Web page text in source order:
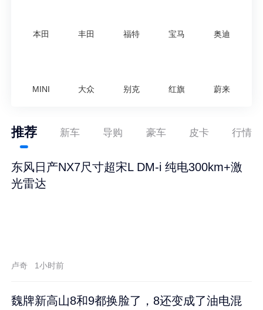
本田 丰田 福特 宝马 奥迪
MINI 大众 别克 红旗 蔚来
推荐 新车 导购 豪车 皮卡 行情
东风日产NX7尺寸超宋L DM-i 纯电300km+激
光雷达
卢奇 1小时前
魏牌新高山8和9都换脸了，8还变成了油电混